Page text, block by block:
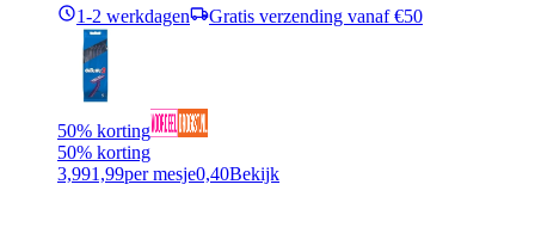
1-2 werkdagen Gratis verzending vanaf €50
50% korting
50% korting
3,991,99per mesje0,40Bekijk